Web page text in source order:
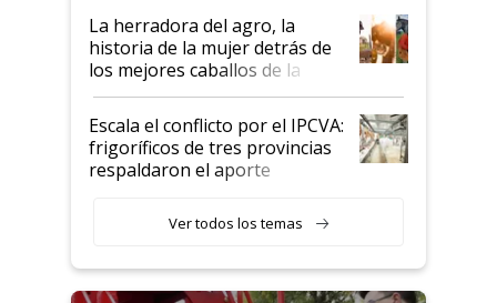
establecimientos en Argentina
La herradora del agro, la
historia de la mujer detrás de
los mejores caballos de la
Argentina y los mitos que
todavía hacen sufrir a estos
animales: "Mientras me
descalificaban, yo seguí
haciendo currículum"
Escala el conflicto por el IPCVA:
frigoríficos de tres provincias
respaldaron el aporte
Ver todos los temas